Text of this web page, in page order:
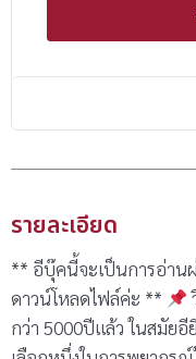
รายละเอียด
** อีบุ๊คนี้จะเป็นการอ่าน
ดาวน์โหลดไฟล์ค่ะ **
กว่า 5000ปีแล้ว ในสมัยอี